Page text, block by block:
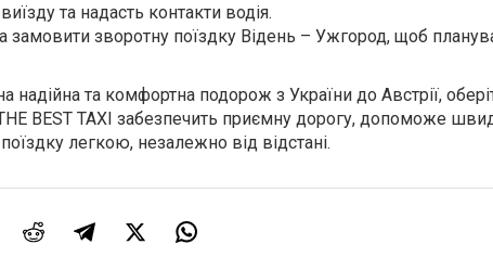
та надасть контакти водія.
замовити зворотну поїздку Відень – Ужгород, щоб
надійна та комфортна подорож з України до Австрії,
BEST TAXI забезпечить приємну дорогу, допоможе
легкою, незалежно від відстані.